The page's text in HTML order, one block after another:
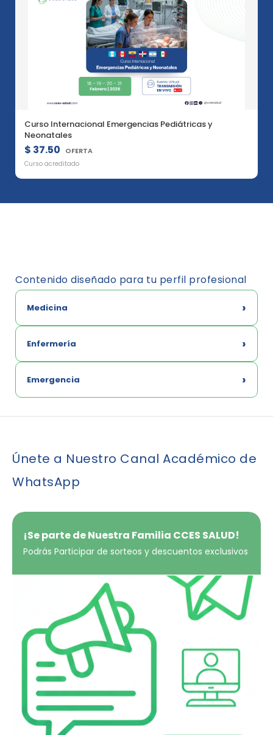
Curso Internacional Emergencias Pediátricas y
Neonatales
$ 37.50 OFERTA
Curso acreditado
Contenido diseñado para tu perfil profesional
Medicina
Enfermería
Emergencia
Únete a Nuestro Canal Académico de
WhatsApp
¡Se parte de Nuestra Familia CCES SALUD!
Podrás Participar de sorteos y descuentos exclusivos